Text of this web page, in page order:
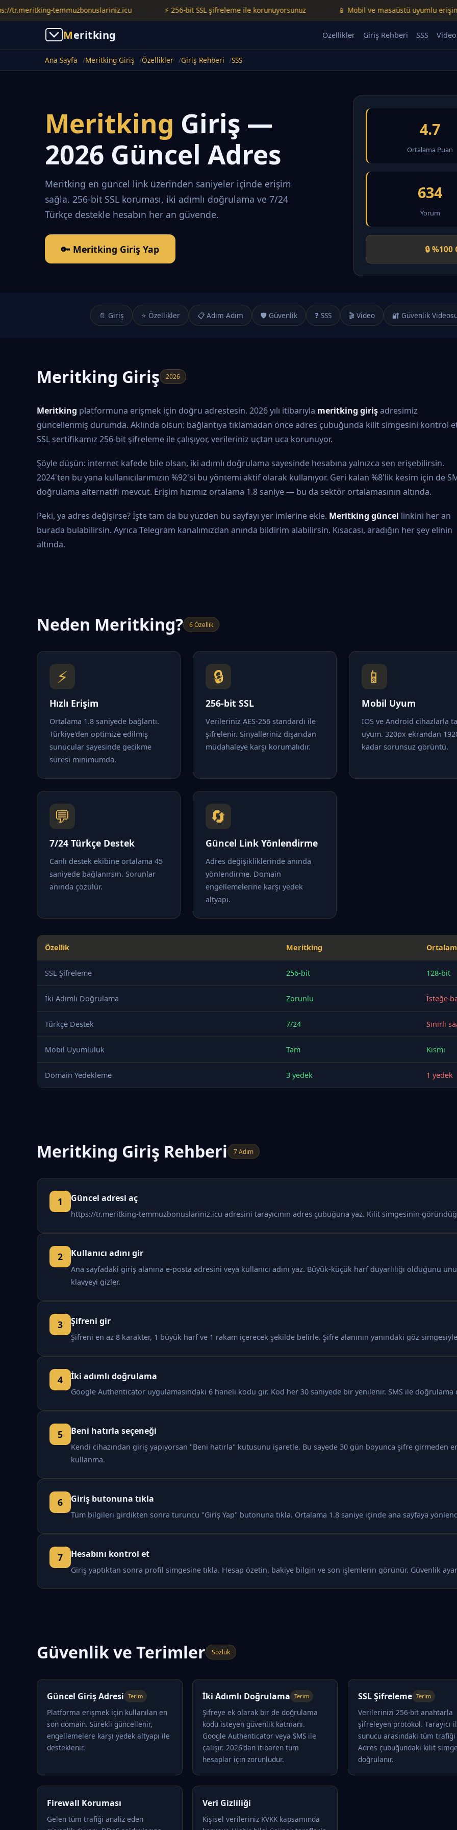
temmuzbonuslariniz.icu ⚡ 256-bit SSL şifreleme ile korunuyorsunuz 📱 Mobil ve masaüstü uyumlu erişim
Meritking Özellikler Giriş Rehberi SSS Video
Ana Sayfa Meritking Giriş Özellikler Giriş Rehberi SSS
Meritking Giriş —
2026 Güncel Adres
Meritking en güncel link üzerinden saniyeler içinde erişim
sağla. 256-bit SSL koruması, iki adımlı doğrulama ve 7/24
Türkçe destekle hesabın her an güvende.
🔑 Meritking Giriş Yap
4.7
Ortalama Puan
634
Yorum
🔒
📄 Giriş ⭐ Özellikler 📋 Adım Adım 🛡️ Güvenlik ❓ SSS 🎬 Video 🔐 Güvenlik
Meritking Giriş 2026
Meritking platformuna erişmek için doğru adrestesin. 2026 yılı itibarıyla meritking girişadresimiz
güncellenmiş durumda. Aklında olsun: bağlantıya tıklamadan önce adres çubuğunda kilit simgesini kontrol
SSL sertifikamız 256-bit şifreleme ile çalışıyor, verileriniz uçtan uca korunuyor.
Şöyle düşün: internet kafede bile olsan, iki adımlı doğrulama sayesinde hesabına yalnızca sen erişebilirsin.
2024'ten bu yana kullanıcılarımızın %92'si bu yöntemi aktif olarak kullanıyor. Geri kalan %8'lik kesim için de
doğrulama alternatifi mevcut. Erişim hızımız ortalama 1.8 saniye — bu da sektör ortalamasının altında.
Peki, ya adres değişirse? İşte tam da bu yüzden bu sayfayı yer imlerine ekle. Meritking güncel linkini her an
burada bulabilirsin. Ayrıca Telegram kanalımızdan anında bildirim alabilirsin. Kısacası, aradığın her şey elinin
altında.
Neden Meritking? 6 Özellik
⚡
Hızlı Erişim
Ortalama 1.8 saniyede bağlantı.
Türkiye'den optimize edilmiş
sunucular sayesinde gecikme
süresi minimumda.
🔒
256-bit SSL
Verileriniz AES-256 standardı ile
şifrelenir. Sinyalleriniz dışarıdan
müdahaleye karşı korumalıdır.
📱
Mobil Uyum
IOS ve Android cihazlarla
uyum. 320px ekrandan
kadar sorunsuz görüntü.
💬
7/24 Türkçe Destek
Canlı destek ekibine ortalama 45
saniyede bağlanırsın. Sorunlar
anında çözülür.
🔄
Güncel Link Yönlendirme
Adres değişikliklerinde anında
yönlendirme. Domain
engellemelerine karşı yedek
altyapı.
Özellik Meritking
SSL Şifreleme 256-bit 128-bit
İki Adımlı Doğrulama Zorunlu İsteğe
Türkçe Destek 7/24 Sınırlı
Mobil Uyumluluk Tam Kısmi
Domain Yedekleme 3 yedek 1 yedek
Meritking Giriş Rehberi 7 Adım
Güncel adresi aç
https://tr.meritking-temmuzbonuslariniz.icu adresini tarayıcının adres çubuğuna yaz. Kilit simgesinin
Kullanıcı adını gir
Ana sayfadaki giriş alanına e-posta adresini veya kullanıcı adını yaz. Büyük-küçük harf duyarlılığı olduğunu
klavyeyi gizler.
Şifreni gir
Şifreni en az 8 karakter, 1 büyük harf ve 1 rakam içerecek şekilde belirle. Şifre alanının yanındaki göz
İki adımlı doğrulama
Google Authenticator uygulamasındaki 6 haneli kodu gir. Kod her 30 saniyede bir yenilenir. SMS ile
Beni hatırla seçeneği
Kendi cihazından giriş yapıyorsan "Beni hatırla" kutusunu işaretle. Bu sayede 30 gün boyunca şifre girmeden
kullanma.
Giriş butonuna tıkla
Tüm bilgileri girdikten sonra turuncu "Giriş Yap" butonuna tıkla. Ortalama 1.8 saniye içinde ana sayfaya
Hesabını kontrol et
Giriş yaptıktan sonra profil simgesine tıkla. Hesap özetin, bakiye bilgin ve son işlemlerin görünür. Güvenlik
Güvenlik ve Terimler Sözlük
Güncel Giriş Adresi Terim
Platforma erişmek için kullanılan en
son domain. Sürekli güncellenir,
engellemelere karşı yedek altyapı ile
desteklenir.
İki Adımlı Doğrulama Terim
Şifreye ek olarak bir de doğrulama
kodu isteyen güvenlik katmanı.
Google Authenticator veya SMS ile
çalışır. 2026'dan itibaren tüm
hesaplar için zorunludur.
SSL Şifreleme Terim
Verilerinizi 256-bit anahtarla
şifreleyen protokol. Tarayıcı
sunucu arasındaki tüm trafiği
Adres çubuğundaki kilit
doğrulanır.
Firewall Koruması
Gelen tüm trafiği analiz eden
Veri Gizliliği
Kişisel verileriniz KVKK kapsamında